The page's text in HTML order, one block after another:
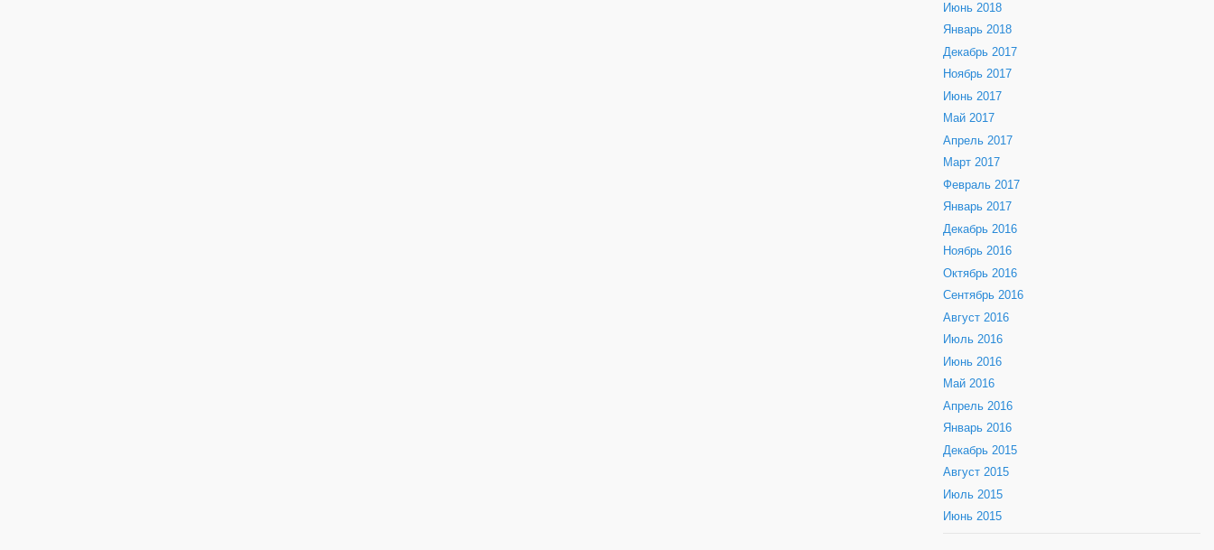
Июнь 2018
Январь 2018
Декабрь 2017
Ноябрь 2017
Июнь 2017
Май 2017
Апрель 2017
Март 2017
Февраль 2017
Январь 2017
Декабрь 2016
Ноябрь 2016
Октябрь 2016
Сентябрь 2016
Август 2016
Июль 2016
Июнь 2016
Май 2016
Апрель 2016
Январь 2016
Декабрь 2015
Август 2015
Июль 2015
Июнь 2015